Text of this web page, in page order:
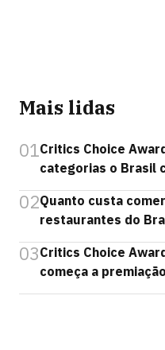
Mais lidas
01Critics Choice
categorias o Brasil
02Quanto custa
restaurantes do
03Critics Choice
começa a